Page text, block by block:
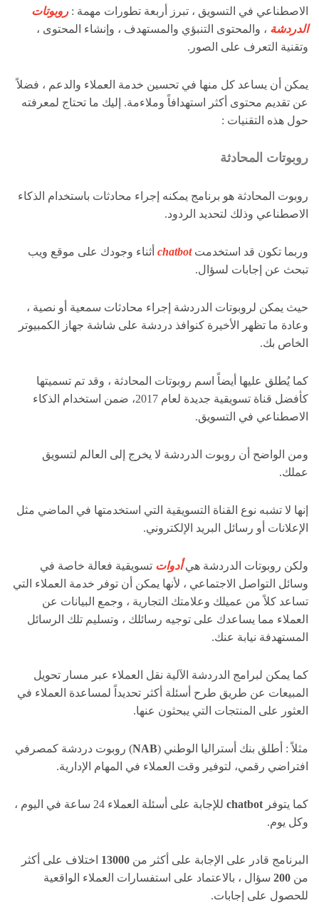
الاصطناعي في التسويق ، تبرز أربعة تطورات مهمة :روبوتات
الدردشة ، والمحتوى التنبؤي والمستهدف ، وإنشاء المحتوى ،
وتقنية التعرف على الصور.
يمكن أن يساعد كل منها في تحسين خدمة العملاء والدعم ، فضلاً
عن تقديم محتوى أكثر استهدافاً وملاءمة. إليك ما تحتاج لمعرفته
حول هذه التقنيات :
روبوتات المحادثة
روبوت المحادثة هو برنامج يمكنه إجراء محادثات باستخدام الذكاء
الاصطناعي وذلك لتحديد الردود.
وربما تكون قد استخدمتchatbot أثناء وجودك على موقع ويب
تبحث عن إجابات لسؤال.
حيث يمكن لروبوتات الدردشة إجراء محادثات سمعية أو نصية ،
وعادة ما تظهر الأخيرة كنوافذ دردشة على شاشة جهاز الكمبيوتر
الخاص بك.
كما يُطلق عليها أيضاً اسم روبوتات المحادثة ، وقد تم تسميتها
كأفضل قناة تسويقية جديدة لعام 2017، ضمن استخدام الذكاء
الاصطناعي في التسويق.
ومن الواضح أن روبوت الدردشة لا يخرج إلى العالم لتسويق
عملك.
إنها لا تشبه نوع القناة التسويقية التي استخدمتها في الماضي مثل
الإعلانات أو رسائل البريد الإلكتروني.
ولكن روبوتات الدردشة هيأدوات تسويقية فعالة خاصة في
وسائل التواصل الاجتماعي ، لأنها يمكن أن توفر خدمة العملاء التي
تساعد كلاً من عميلك وعلامتك التجارية ، وجمع البيانات عن
العملاء مما يساعدك على توجيه رسائلك ، وتسليم تلك الرسائل
المستهدفة نيابة عنك.
كما يمكن لبرامج الدردشة الآلية نقل العملاء عبر مسار تحويل
المبيعات عن طريق طرح أسئلة أكثر تحديداً لمساعدة العملاء في
العثور على المنتجات التي يبحثون عنها.
مثلاً : أطلق بنك أستراليا الوطني (NAB) روبوت دردشة كمصرفي
افتراضي رقمي، لتوفير وقت العملاء في المهام الإدارية.
كما يتوفر chatbot
للإجابة على أسئلة العملاء 24 ساعة في اليوم ،
وكل يوم.
البرنامج قادر على الإجابة على أكثر من 13000 اختلاف على أكثر
من 200 سؤال ، بالاعتماد على استفسارات العملاء الواقعية
للحصول على إجابات.